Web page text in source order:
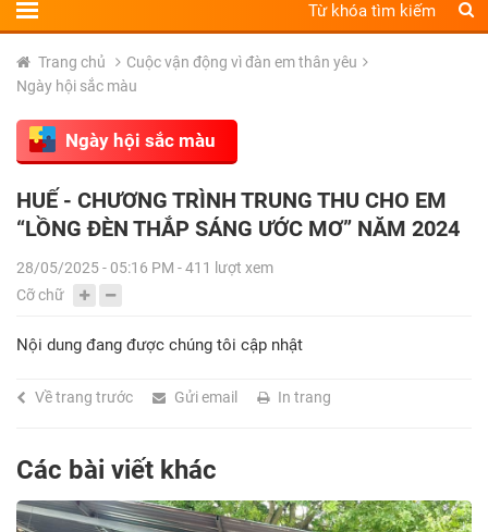
Trang chủ
Cuộc vận động vì đàn em thân yêu
Ngày hội sắc màu
Ngày hội sắc màu
HUẾ - CHƯƠNG TRÌNH TRUNG THU CHO EM
“LỒNG ĐÈN THẮP SÁNG ƯỚC MƠ” NĂM 2024
28/05/2025 - 05:16 PM - 411 lượt xem
Cỡ chữ
Nội dung đang được chúng tôi cập nhật
Về trang trước Gửi email In trang
Các bài viết khác